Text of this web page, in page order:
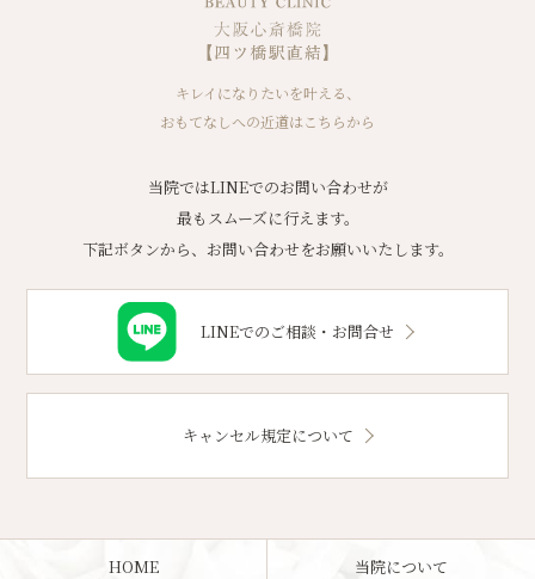
キレイになりたいを叶える、
おもてなしへの近道はこちらから
当院ではLINEでのお問い合わせが
最もスムーズに行えます。
下記ボタンから、お問い合わせをお願いいたします。
LINEでのご相談・お問合せ
キャンセル規定について
HOME 当院について